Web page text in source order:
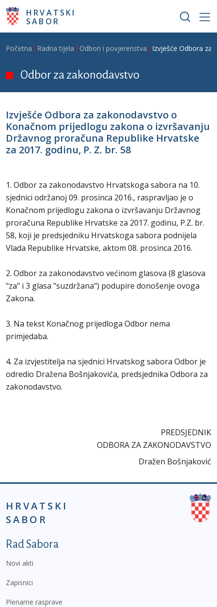
Skoči na glavni sadržaj
HRVATSKI
SABOR
Breadcrumb
Početna Radna tijela Odbori i povjerenstva Izvješće Odbora za
Odbor za zakonodavstvo
Izvješće Odbora za zakonodavstvo o
Konačnom prijedlogu zakona o izvršavanju
Državnog proračuna Republike Hrvatske
za 2017. godinu, P. Z. br. 58
1. Odbor za zakonodavstvo Hrvatskoga sabora na 10.
sjednici održanoj 09. prosinca 2016., raspravljao je o
Konačnom prijedlogu zakona o izvršavanju Državnog
proračuna Republike Hrvatske za 2017. godinu, P.Z. br.
58, koji je predsjedniku Hrvatskoga sabora podnijela
Vlada Republike Hrvatske, aktom 08. prosinca 2016.
2. Odbor za zakonodavstvo većinom glasova (8 glasova
"za" i 3 glasa "suzdržana") podupire donošenje ovoga
Zakona.
3. Na tekst Konačnog prijedloga Odbor nema
primjedaba.
4. Za izvjestitelja na sjednici Hrvatskog sabora Odbor je
odredio Dražena Bošnjakovića, predsjednika Odbora za
zakonodavstvo.
PREDSJEDNIK
ODBORA ZA ZAKONODAVSTVO
Dražen Bošnjaković
HRVATSKI
SABOR
Podnožje prvi izbornik
Rad Sabora
Novi akti
Zapisnici
Plenarne rasprave